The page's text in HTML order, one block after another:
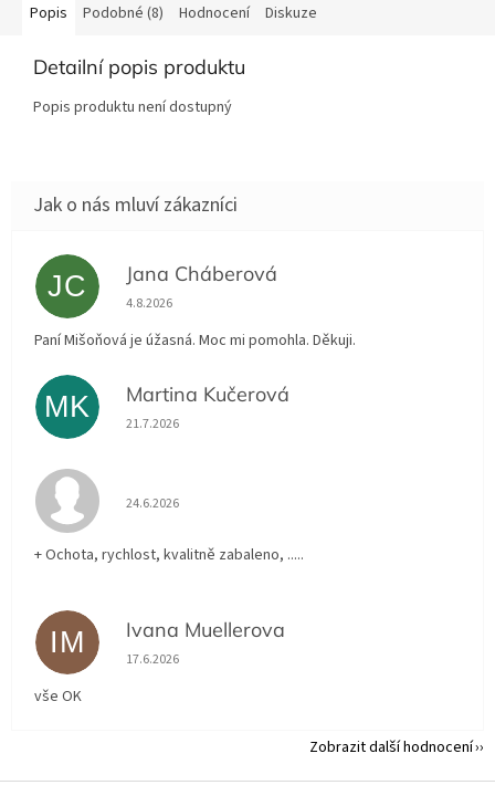
Popis Podobné (8) Hodnocení Diskuze
Detailní popis produktu
Popis produktu není dostupný
JC Jana Cháberová
Hodnocení obchodu je 5 z 5 hvězdiček.
4.8.2026
Paní Mišoňová je úžasná. Moc mi pomohla. Děkuji.
MK Martina Kučerová
Hodnocení obchodu je 5 z 5 hvězdiček.
21.7.2026
Hodnocení obchodu je 5 z 5 hvězdiček.
24.6.2026
+ Ochota, rychlost, kvalitně zabaleno, .....
IM Ivana Muellerova
Hodnocení obchodu je 5 z 5 hvězdiček.
17.6.2026
vše OK
Zobrazit další hodnocení
Z